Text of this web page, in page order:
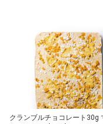
クランブルチョコレート30g